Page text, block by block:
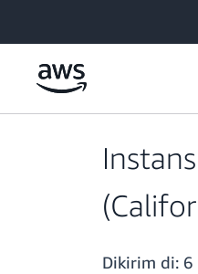
Dikirim di: 6